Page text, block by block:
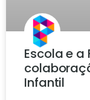
Escola e a
Infantil